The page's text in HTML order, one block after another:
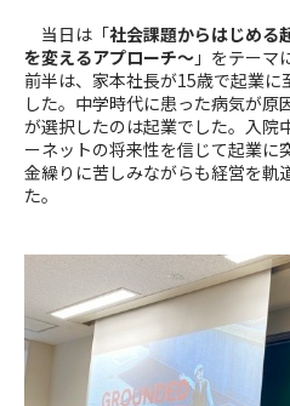
当日は「社会課題からはじめる
を変えるアプローチ～ 」をテーマ
前半は、家本社長が15歳で起業に
した。中学時代に患った病気が原
が選択したのは起業でした。入院
ーネットの将来性を信じて起業に
金繰りに苦しみながらも経営を軌
た。